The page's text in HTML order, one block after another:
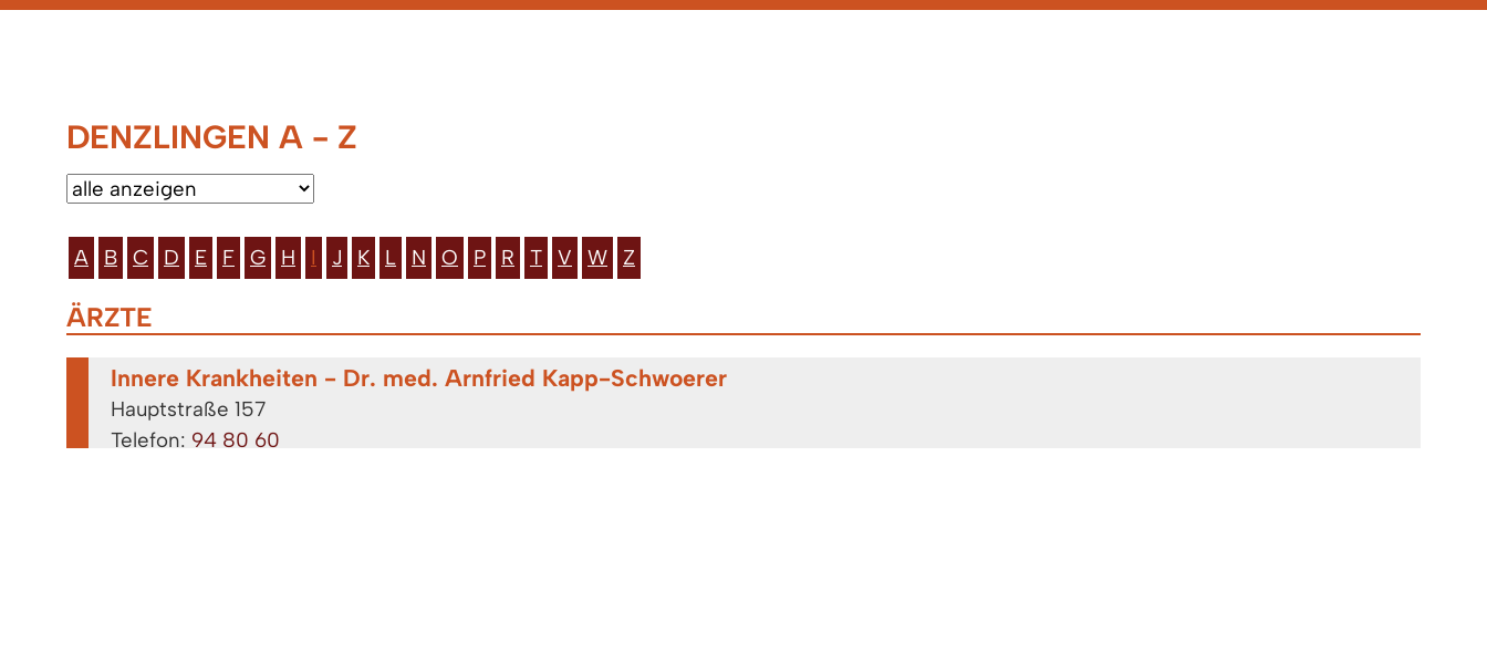
DENZLINGEN A - Z
A B C D E F G H I J K L N O P R T V W Z
ÄRZTE
Innere Krankheiten - Dr. med. Arnfried Kapp-Schwoerer
Hauptstraße 157
Telefon: 94 80 60